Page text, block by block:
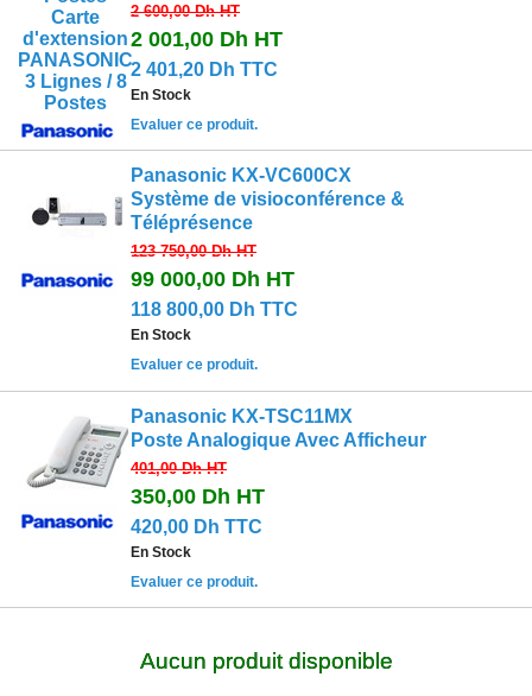
2 600,00 DhHT
2 001,00 Dh HT
2 401,20 Dh TTC
En Stock
Evaluer ce produit.
Panasonic KX-VC600CX
Système de visioconférence &
Téléprésence
123 750,00 DhHT
99 000,00 Dh HT
118 800,00 Dh TTC
En Stock
Evaluer ce produit.
Panasonic KX-TSC11MX
Poste Analogique Avec Afficheur
401,00 DhHT
350,00 Dh HT
420,00 Dh TTC
En Stock
Evaluer ce produit.
Aucun produit disponible